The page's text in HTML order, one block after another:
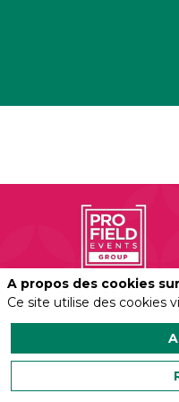
Salonvert organisé
par
Profield Events
450 Rue Evariste
A propos des cookies
Ce site utilise des cookies